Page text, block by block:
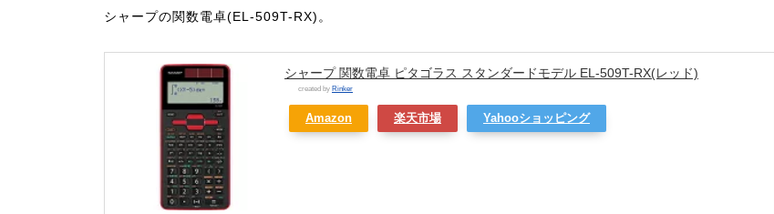
シャープの関数電卓(EL-509T-RX)。
シャープ 関数電卓 ピタゴラス スタンダードモデル EL-509T-RX(レッド)
created by Rinker
Amazon 楽天市場 Yahooショッピング